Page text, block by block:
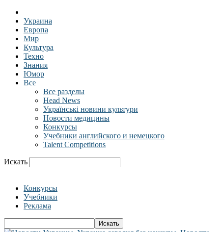
Украина
Европа
Мир
Культура
Техно
Знания
Юмор
Все
Все разделы
Head News
Українські новини культури
Новости медицины
Конкурсы
Учебники английского и немецкого
Talent Competitions
Искать
Конкурсы
Учебники
Реклама